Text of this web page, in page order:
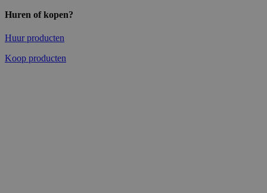
Huren of kopen?
Huur producten
Koop producten